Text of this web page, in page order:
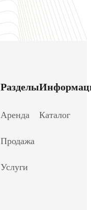
Разделы
Аренда
Продажа
Услуги
Каталог